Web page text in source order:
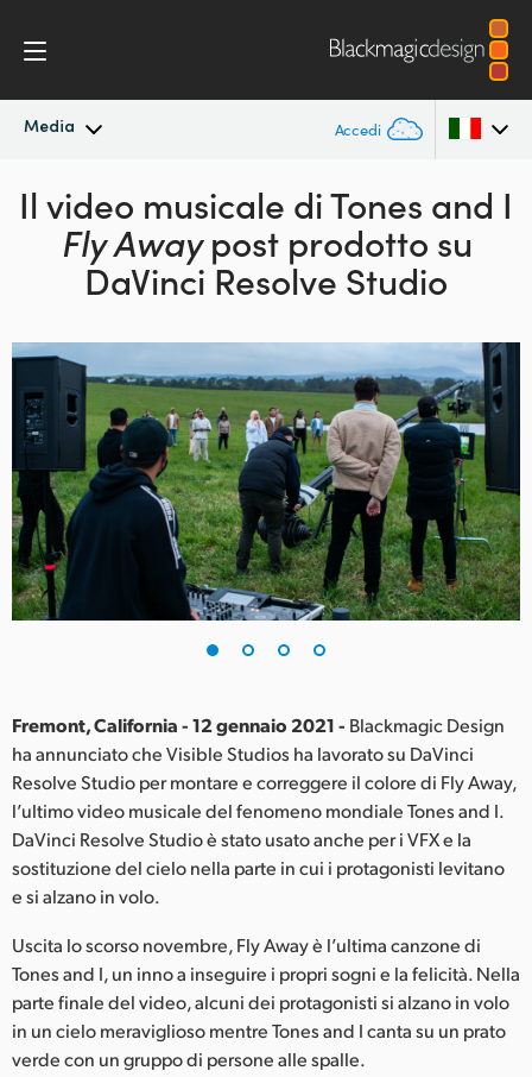
Media Accedi
In primo piano
Archivio Australia
Austria
China
Denmark
India
Italia
Japan
Mexico
Malaysia
Netherlands
Il video musicale di Tones and I
Fly Awaypost prodotto su
DaVinci Resolve Studio
Fremont, California - 12 gennaio 2021 - Blackmagic Design
ha annunciato che Visible Studios ha lavorato su DaVinci
Resolve Studio per montare e correggere il colore di Fly Away,
l’ultimo video musicale del fenomeno mondiale Tones and I.
DaVinci Resolve Studio è stato usato anche per i VFX e la
sostituzione del cielo nella parte in cui i protagonisti levitano
e si alzano in volo.
Uscita lo scorso novembre, Fly Away è l’ultima canzone di
Tones and I, un inno a inseguire i propri sogni e la felicità. Nella
parte finale del video, alcuni dei protagonisti si alzano in volo
in un cielo meraviglioso mentre Tones and I canta su un prato
verde con un gruppo di persone alle spalle.